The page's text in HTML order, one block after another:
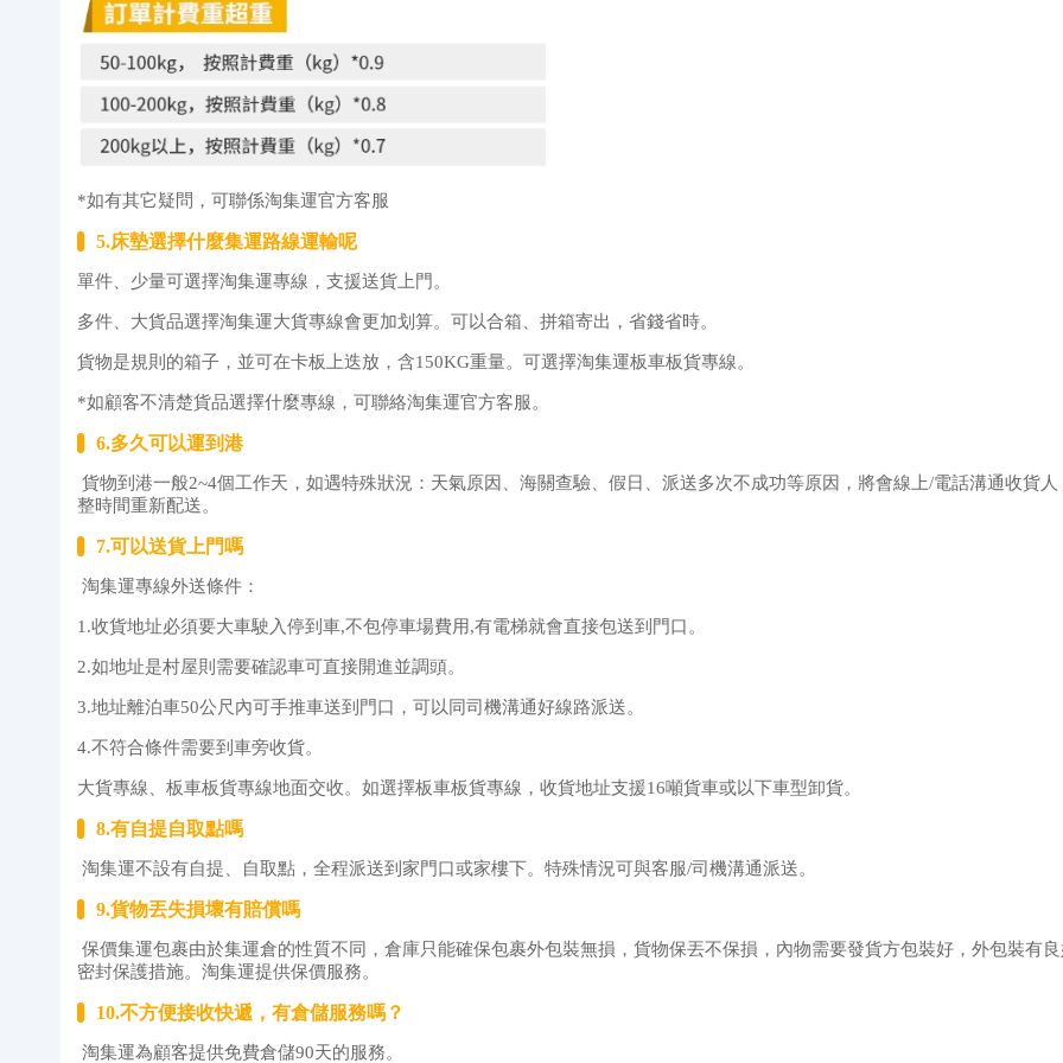
*如有其它疑問，可聯係淘集運官方客服
5.床墊選擇什麼集運路線運輸呢
單件、少量可選擇淘集運專線，支援送貨上門。
多件、大貨品選擇淘集運大貨專線會更加划算。可以合箱、拼箱寄出，省錢省時。
貨物是規則的箱子，並可在卡板上迭放，含150KG重量。可選擇淘集運板車板貨專線。
*如顧客不清楚貨品選擇什麼專線，可聯絡淘集運官方客服。
6.多久可以運到港
貨物到港一般2~4個工作天，如遇特殊狀況：天氣原因、海關查驗、假日、派送多次不成功等原因，將會線上/電話溝通收貨人
整時間重新配送。
7.可以送貨上門嗎
淘集運專線外送條件：
1.收貨地址必須要大車駛入停到車,不包停車場費用,有電梯就會直接包送到門口。
2.如地址是村屋則需要確認車可直接開進並調頭。
3.地址離泊車50公尺內可手推車送到門口，可以同司機溝通好線路派送。
4.不符合條件需要到車旁收貨。
大貨專線、板車板貨專線地面交收。如選擇板車板貨專線，收貨地址支援16噸貨車或以下車型卸貨。
8.有自提自取點嗎
淘集運不設有自提、自取點，全程派送到家門口或家樓下。特殊情況可與客服/司機溝通派送。
9.貨物丟失損壞有賠償嗎
保價集運包裹由於集運倉的性質不同，倉庫只能確保包裹外包裝無損，貨物保丟不保損，內物需要發貨方包裝好，外包裝有
密封保護措施。淘集運提供保價服務。
10.不方便接收快遞，有倉儲服務嗎？
淘集運為顧客提供免費倉儲90天的服務。